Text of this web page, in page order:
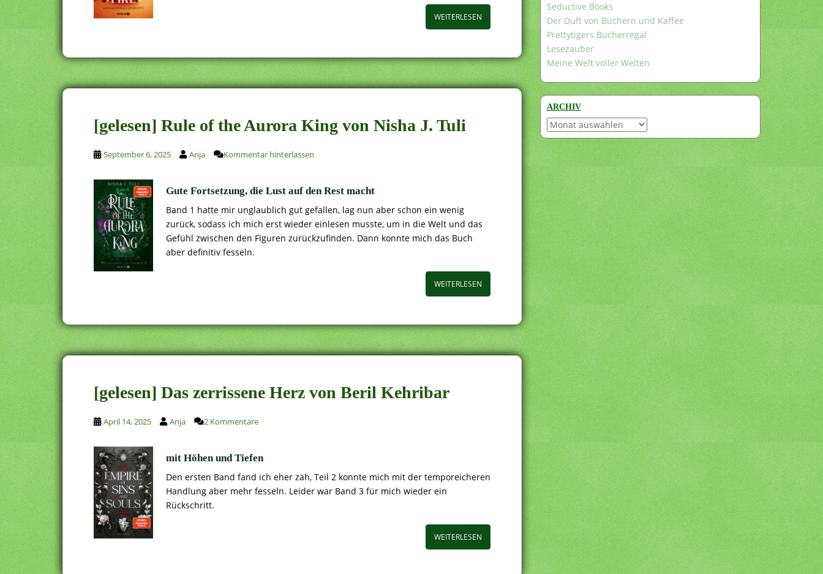
WEITERLESEN
[gelesen] Rule of the Aurora King von Nisha J. Tuli
September 6, 2025 Anja Kommentar hinterlassen
Gute Fortsetzung, die Lust auf den Rest macht
Band 1 hatte mir unglaublich gut gefallen, lag nun aber schon ein wenig
zurück, sodass ich mich erst wieder einlesen musste, um in die Welt und das
Gefühl zwischen den Figuren zurückzufinden. Dann konnte mich das Buch
aber definitiv fesseln.
WEITERLESEN
[gelesen] Das zerrissene Herz von Beril Kehribar
April 14, 2025 Anja 2 Kommentare
mit Höhen und Tiefen
Den ersten Band fand ich eher zäh, Teil 2 konnte mich mit der temporeicheren
Handlung aber mehr fesseln. Leider war Band 3 für mich wieder ein
Rückschritt.
WEITERLESEN
Seductive Books
Der Duft von Büchern und Kaffee
Prettytigers Bücherregal
Lesezauber
Meine Welt voller Welten
ARCHIV
Archiv